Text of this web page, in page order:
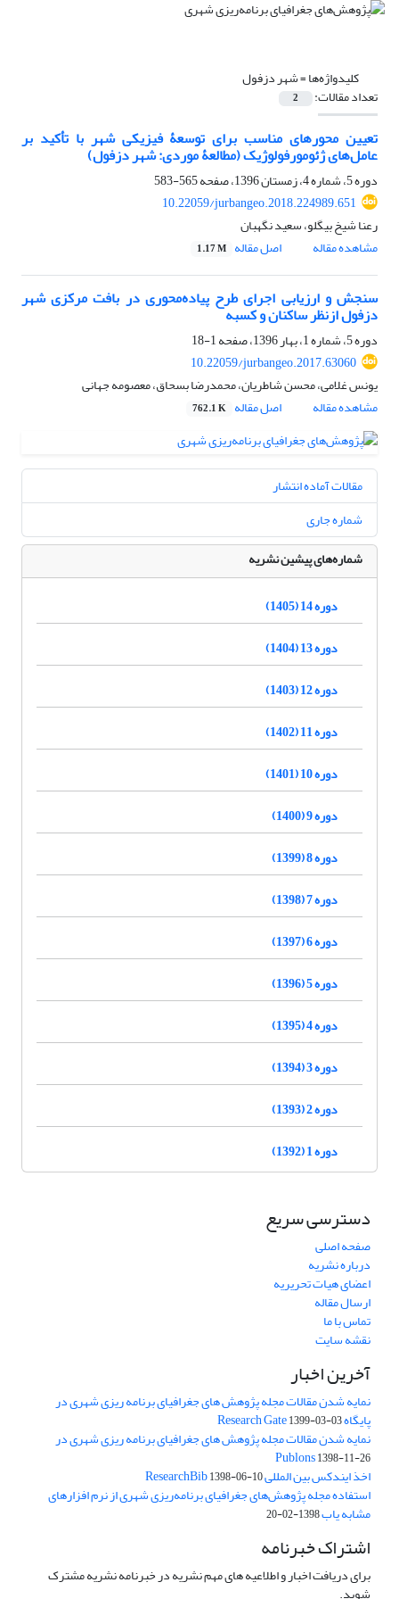
کلیدواژه‌ها =شهر دزفول
تعداد مقالات: 2
تعیین محورهای مناسب برای توسعۀ فیزیکی شهر با تأکید بر
عامل‌های ژئومورفولوژیک (مطالعۀ موردی: شهر دزفول)
دوره 5، شماره 4، زمستان 1396، صفحه
565-583
10.22059/jurbangeo.2018.224989.651
رعنا شیخ بیگلو، سعید نگهبان
مشاهده مقاله
اصل مقاله 1.17 M
سنجش و ارزیابی اجرای طرح پیاده‌محوری در بافت مرکزی شهر
دزفول ازنظر ساکنان و کسبه
دوره 5، شماره 1، بهار 1396، صفحه
1-18
10.22059/jurbangeo.2017.63060
یونس غلامی، محسن شاطریان، محمدرضا بسحاق، معصومه جهانی
مشاهده مقاله
اصل مقاله 762.1 K
مقالات آماده انتشار
شماره جاری
شماره‌های پیشین نشریه
دوره 14 (1405)
دوره 13 (1404)
دوره 12 (1403)
دوره 11 (1402)
دوره 10 (1401)
دوره 9 (1400)
دوره 8 (1399)
دوره 7 (1398)
دوره 6 (1397)
دوره 5 (1396)
دوره 4 (1395)
دوره 3 (1394)
دوره 2 (1393)
دوره 1 (1392)
دسترسی سریع
صفحه اصلی
درباره نشریه
اعضای هیات تحریریه
ارسال مقاله
تماس با ما
نقشه سایت
آخرین اخبار
نمایه شدن مقالات مجله پژوهش های جغرافیای برنامه ریزی شهری در
پایگاه Research Gate1399-03-03
نمایه شدن مقالات مجله پژوهش های جغرافیای برنامه ریزی شهری در
Publons1398-11-26
اخذ ایندکس بین المللی ResearchBib1398-06-10
استفاده مجله پژوهش‌های جغرافیای برنامه‌ریزی شهری از نرم افزارهای
مشابه یاب1398-02-20
اشتراک خبرنامه
برای دریافت اخبار و اطلاعیه های مهم نشریه در خبرنامه نشریه مشترک
شوید.